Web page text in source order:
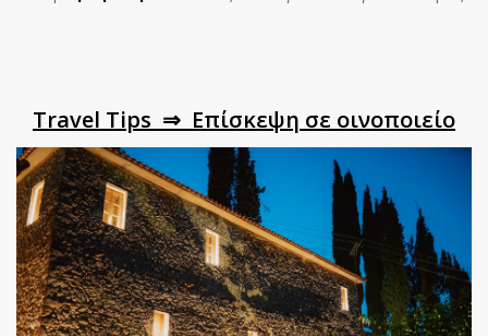
Travel Tips ⇒ Επίσκεψη σε οινοποιείο